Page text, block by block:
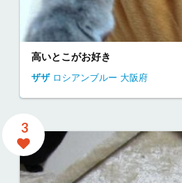
高いとこがお好き
ザザ ロシアンブルー 大阪府
3